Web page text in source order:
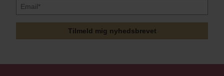
Tilmeld mig nyhedsbrevet